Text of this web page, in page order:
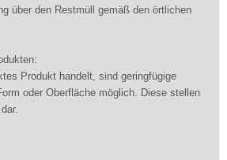
über den Restmüll gemäß den örtlichen
Produkt handelt, sind geringfügige
oder Oberfläche möglich. Diese stellen